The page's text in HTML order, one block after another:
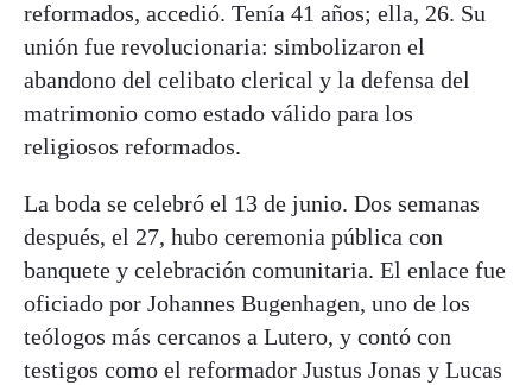
reformados, accedió. Tenía 41 años; ella, 26. Su
unión fue revolucionaria: simbolizaron el
abandono del celibato clerical y la defensa del
matrimonio como estado válido para los
religiosos reformados.
La boda se celebró el 13 de junio. Dos semanas
después, el 27, hubo ceremonia pública con
banquete y celebración comunitaria. El enlace fue
oficiado por Johannes Bugenhagen, uno de los
teólogos más cercanos a Lutero, y contó con
testigos como el reformador Justus Jonas y Lucas